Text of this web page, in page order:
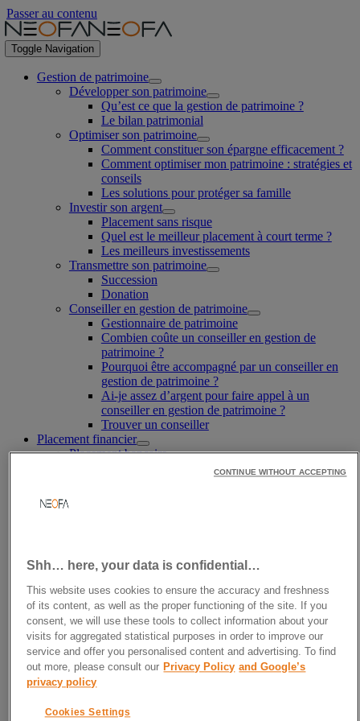
Passer au contenu
Toggle Navigation
Gestion de patrimoine
Développer son patrimoine
Qu’est ce que la gestion de patrimoine ?
Le bilan patrimonial
Optimiser son patrimoine
Comment constituer son épargne efficacement ?
Comment optimiser mon patrimoine : stratégies et
conseils
Les solutions pour protéger sa famille
Investir son argent
Placement sans risque
Quel est le meilleur placement à court terme ?
Les meilleurs investissements
Transmettre son patrimoine
Succession
Donation
Conseiller en gestion de patrimoine
Gestionnaire de patrimoine
Combien coûte un conseiller en gestion de
patrimoine ?
Pourquoi être accompagné par un conseiller en
gestion de patrimoine ?
Ai-je assez d’argent pour faire appel à un
conseiller en gestion de patrimoine ?
Trouver un conseiller
Placement financier
Placement bancaire
Quels sont les meilleurs placements financier à
Investir en bourse
Plan Epargne Action (PEA)
Meilleurs PEA
Conseiller financier
CIF : Définitions, missions
À quoi sert un Conseiller Financier ?
Combien coûte un conseiller financier ?
Combien gagne un conseiller financier ?
Comment devenir conseiller financier ?
Meilleur investissement 2026
Impôts
Shh… here, your data is confidential…
This website uses cookies to ensure the accuracy and freshness
of its content, as well as the proper functioning of the site. If you
consent, we will use these tools to collect information about your
visits for aggregated statistical purposes in order to improve our
service and offer you personalised content and advertising. To find
out more, please consult our Privacy Policy and Google’s
privacy policy
Cookies Settings
CONTINUE WITHOUT ACCEPTING